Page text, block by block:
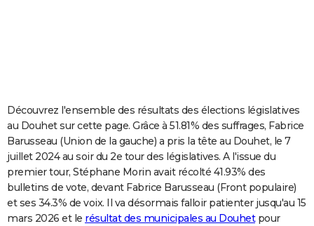
Carte de Noël
Carte Bonne année
Carte Saint-Valentin
Carte Pâques
Carte d'anniversaire
DICTIONNAIRE
Dictionnaire
Biographies
Citations
Expressions
Proverbes
PROGRAMME TV
COPAINS D'AVANT
S'inscrire
Se connecter
Lycées
Collèges
Primaires
Universités
Entreprises
Service militaire
Avis de recherche
AVIS DE DÉCÈS
Découvrez l'ensemble des résultats des élections législatives
au Douhet sur cette page. Grâce à 51.81% des suffrages, Fabrice
Barusseau (Union de la gauche) a pris la tête au Douhet, le 7
juillet 2024 au soir du 2e tour des législatives. A l'issue du
premier tour, Stéphane Morin avait récolté 41.93% des
bulletins de vote, devant Fabrice Barusseau (Front populaire)
et ses 34.3% de voix. Il va désormais falloir patienter jusqu'au 15
mars 2026 et le résultat des municipales au Douhetpour